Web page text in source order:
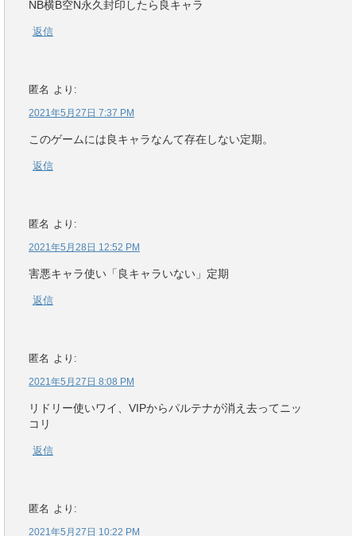
NB横B空N永久封印したら良キャラ
返信
匿名 より:
2021年5月27日 7:37 PM
このゲームには良キャラなんて存在しない定期。
返信
匿名 より:
2021年5月28日 12:52 PM
害悪キャラ使い「良キャラいない」定期
返信
匿名 より:
2021年5月27日 8:08 PM
リドリー使いワイ、VIPからパルテナが消え去ってニッ
コリ
返信
匿名 より:
2021年5月27日 10:22 PM